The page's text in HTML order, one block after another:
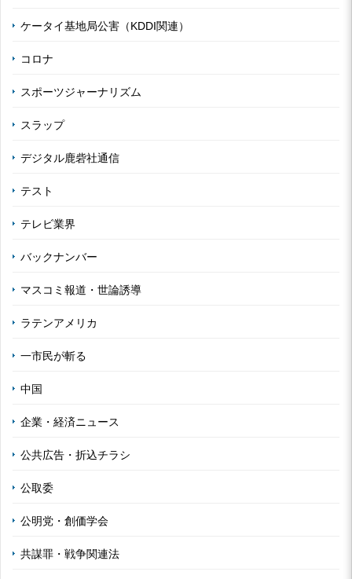
ケータイ基地局公害（KDDI関連）
コロナ
スポーツジャーナリズム
スラップ
デジタル鹿砦社通信
テスト
テレビ業界
バックナンバー
マスコミ報道・世論誘導
ラテンアメリカ
一市民が斬る
中国
企業・経済ニュース
公共広告・折込チラシ
公取委
公明党・創価学会
共謀罪・戦争関連法